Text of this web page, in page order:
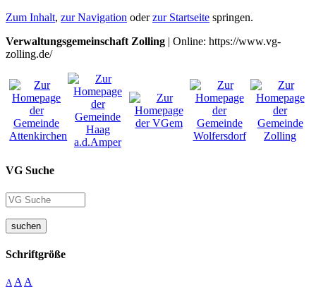
Zum Inhalt, zur Navigation oderzur Startseite springen.
Verwaltungsgemeinschaft Zolling | Online: https://www.vg-
zolling.de/
VG Suche
suchen
Schriftgröße
A A A